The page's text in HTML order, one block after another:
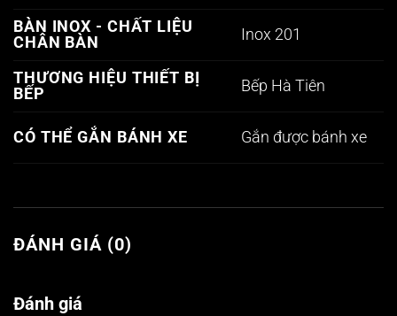
BÀN INOX - CHẤT LIỆU
CHÂN BÀN
Inox 201
THƯƠNG HIỆU THIẾT BỊ
BẾP
Bếp Hà Tiên
CÓ THỂ GẮN BÁNH XE Gắn được bánh xe
ĐÁNH GIÁ (0)
Đánh giá